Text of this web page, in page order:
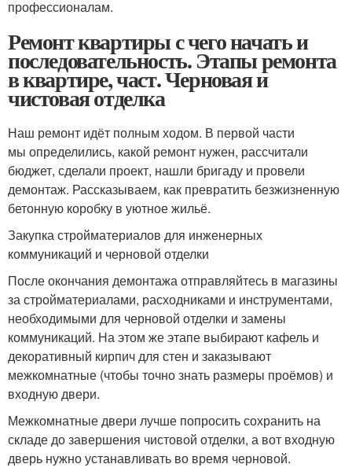
профессионалам.
Ремонт квартиры с чего начать и
последовательность. Этапы ремонта
в квартире, част. Черновая и
чистовая отделка
Наш ремонт идёт полным ходом. В первой части
мы определились, какой ремонт нужен, рассчитали
бюджет, сделали проект, нашли бригаду и провели
демонтаж. Рассказываем, как превратить безжизненную
бетонную коробку в уютное жильё.
Закупка стройматериалов для инженерных
коммуникаций и черновой отделки
После окончания демонтажа отправляйтесь в магазины
за стройматериалами, расходниками и инструментами,
необходимыми для черновой отделки и замены
коммуникаций. На этом же этапе выбирают кафель и
декоративный кирпич для стен и заказывают
межкомнатные (чтобы точно знать размеры проёмов) и
входную двери.
Межкомнатные двери лучше попросить сохранить на
складе до завершения чистовой отделки, а вот входную
дверь нужно устанавливать во время черновой.